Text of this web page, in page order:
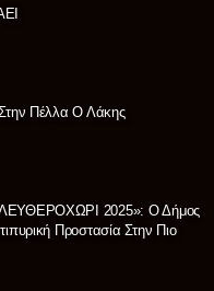
Πέλλα Ο Λάκης
2025»: Ο Δήμος
Προστασία Στην Πιο